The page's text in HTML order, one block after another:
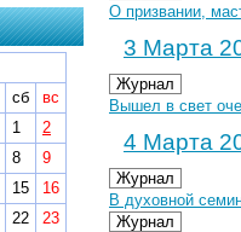
О призвании,
3 Марта
Журнал
Вышел в свет
4 Марта
Журнал
В духовной
Журнал
сб
вс
1
2
8
9
15
16
22
23